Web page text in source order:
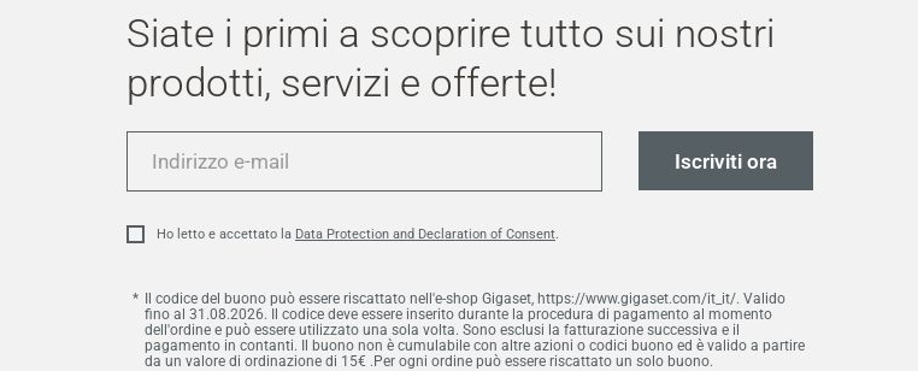
Siate i primi a scoprire tutto sui nostri
prodotti, servizi e offerte!
Iscriviti ora
Ho letto e accettato la Data Protection and Declaration of Consent
Il codice del buono può essere riscattato nell'e-shop Gigaset, https://www.gigaset.com/it_it/. Valido
fino al 31.08.2026. Il codice deve essere inserito durante la procedura di pagamento al momento
dell'ordine e può essere utilizzato una sola volta. Sono esclusi la fatturazione successiva e il
pagamento in contanti. Il buono non è cumulabile con altre azioni o codici buono ed è valido a partire
da un valore di ordinazione di 15€ .Per ogni ordine può essere riscattato un solo buono.